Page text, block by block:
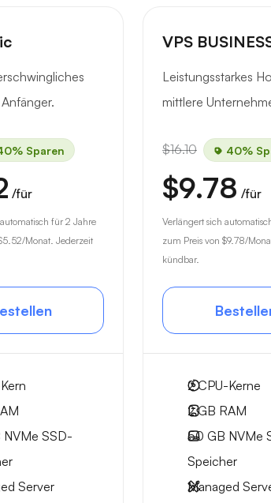
Sparen
/für
für 2 Jahre
/Monat. Jederzeit
NVMe SSD-
Server
VPS
Leistungsstarkes
mittlere
$16.10 40%
$9.78 /für
Verlängert sich
zum Preis von $9.78/
kündbar.
2CPU-Kerne
2 GB RAM
50 GB NVMe
Speicher
Managed